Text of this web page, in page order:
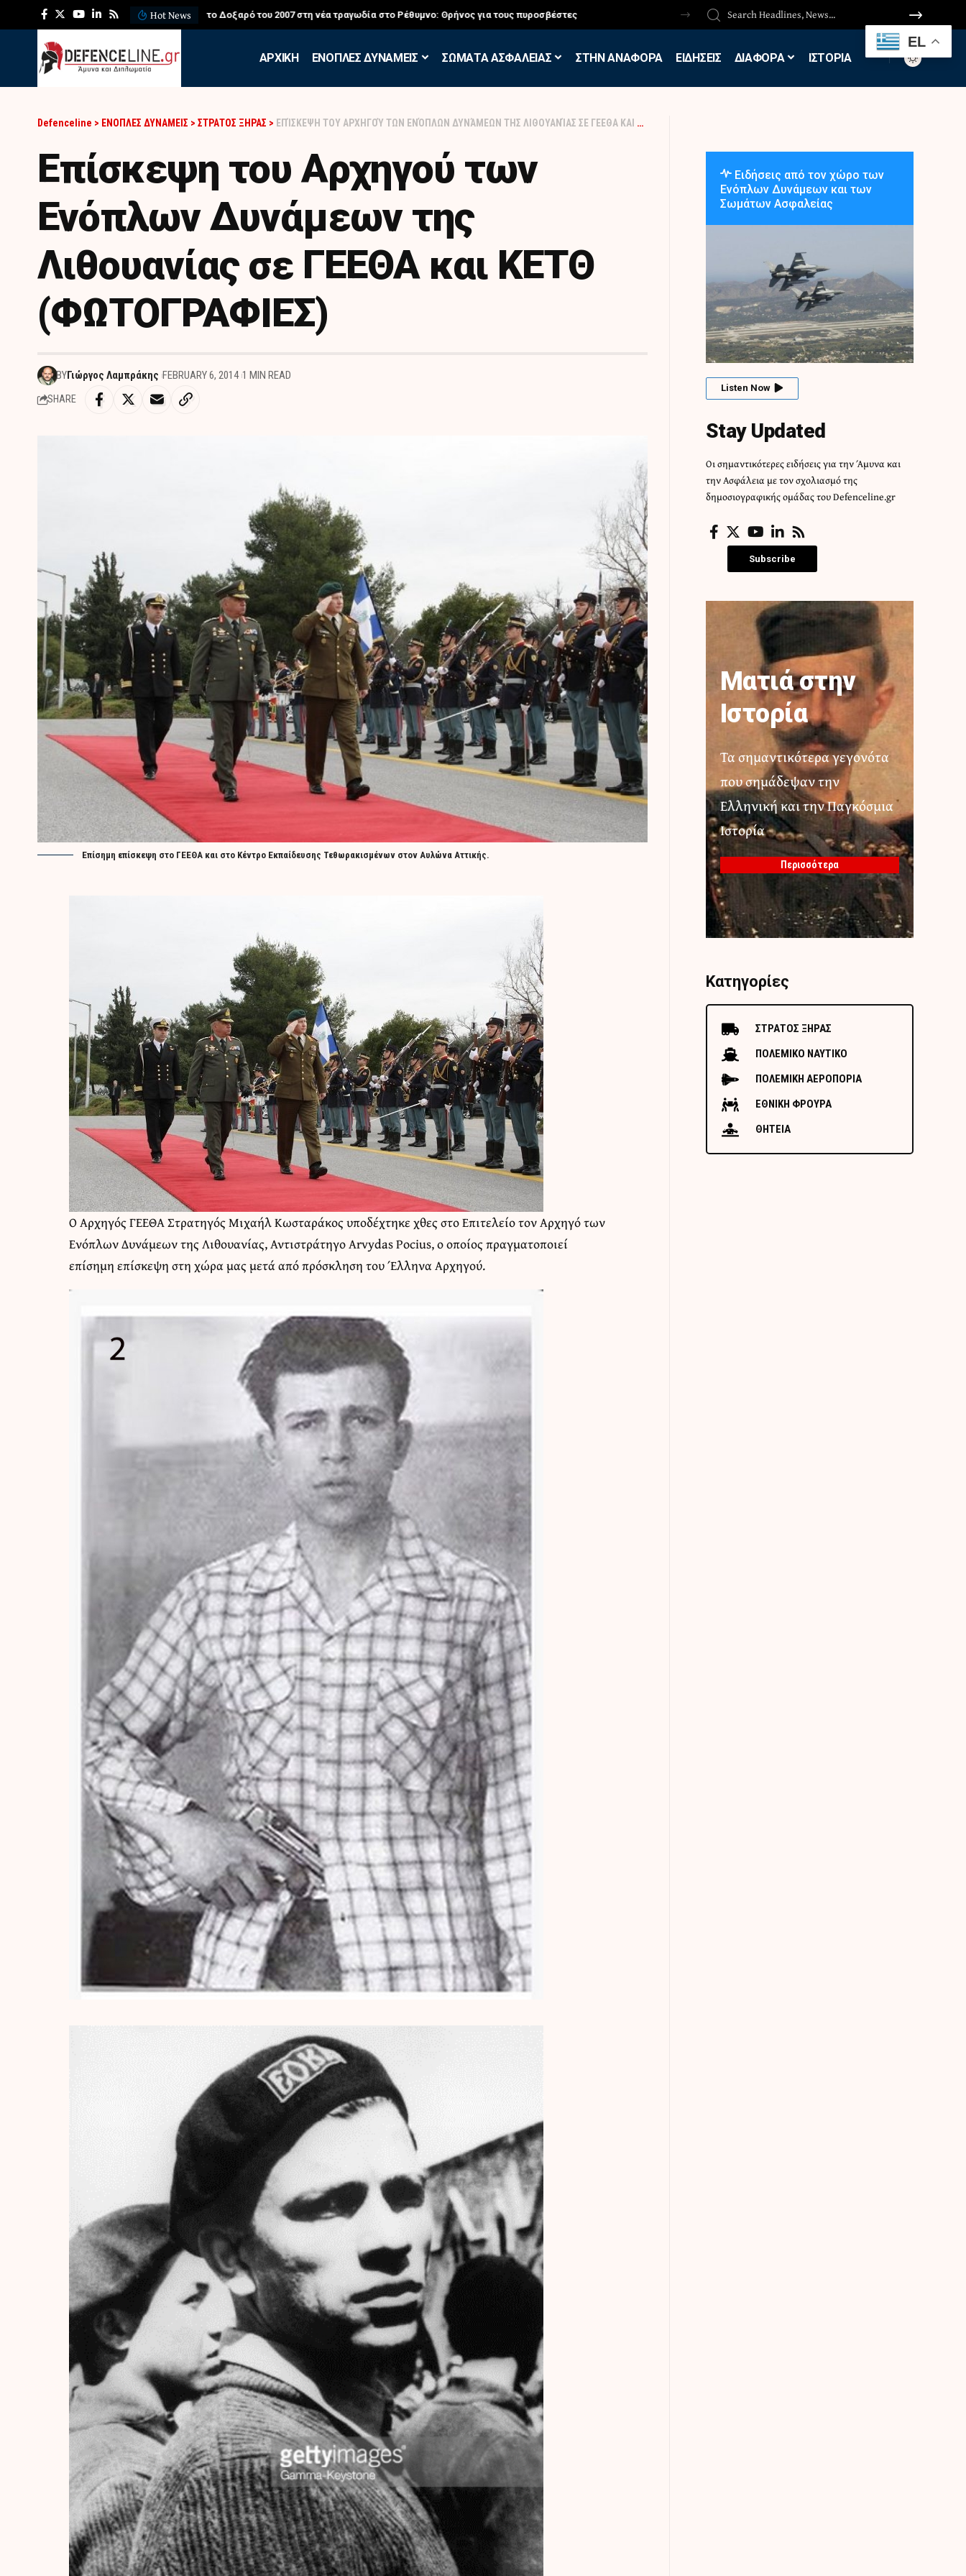
Hot News ΛΕΦΕΔ: Η εντυπωσιακή άσκηση των Εθελοντών Εφέδρων στον Έβρο
APXIKH ΕΝΟΠΛΕΣ ΔΥΝΑΜΕΙΣ ΣΩΜΑΤΑ ΑΣΦΑΛΕΙΑΣ ΣΤΗΝ ΑΝΑΦΟΡΑ ΕΙΔΗΣΕΙΣ ΔΙΑΦΟΡΑ ΙΣΤΟΡΙΑ
Defenceline > ΕΝΟΠΛΕΣ ΔΥΝΑΜΕΙΣ > ΣΤΡΑΤΟΣ ΞΗΡΑΣ > ΕΠΊΣΚΕΨΗ ΤΟΥ ΑΡΧΗΓΟΎ ΤΩΝ ΕΝΌΠΛΩΝ ΔΥΝΆΜΕΩΝ ΤΗΣ ΛΙΘΟΥΑΝΊΑΣ ΣΕ ΓΕΕΘΑ ΚΑΙ ΚΕΤΘ (ΦΩΤΟΓΡΑΦΙΕΣ)
Επίσκεψη του Αρχηγού των
Ενόπλων Δυνάμεων της
Λιθουανίας σε ΓΕΕΘΑ και ΚΕΤΘ
(ΦΩΤΟΓΡΑΦΙΕΣ)
BYΓιώργος Λαμπράκης FEBRUARY 6, 2014 1 MIN READ
SHARE
Επίσημη επίσκεψη στο ΓΕΕΘΑ και στο Κέντρο Εκπαίδευσης Τεθωρακισμένων στον Αυλώνα Αττικής.
Ο Αρχηγός ΓΕΕΘΑ Στρατηγός Μιχαήλ Κωσταράκος υποδέχτηκε χθες στο Επιτελείο τον Αρχηγό των
Ενόπλων Δυνάμεων της Λιθουανίας, Αντιστράτηγο Arvydas Pocius, ο οποίος πραγματοποιεί
επίσημη επίσκεψη στη χώρα μας μετά από πρόσκληση του Έλληνα Αρχηγού.
Ειδήσεις από τον χώρο των
Ενόπλων Δυνάμεων και των
Σωμάτων Ασφαλείας
Listen Now
Stay Updated
Οι σημαντικότερες ειδήσεις για την Άμυνα και
την Ασφάλεια με τον σχολιασμό της
δημοσιογραφικής ομάδας του Defenceline.gr
Subscribe
Ματιά στην
Ιστορία
Τα σημαντικότερα γεγονότα
που σημάδεψαν την
Ελληνική και την Παγκόσμια
Ιστορία
Περισσότερα
Κατηγορίες
ΣΤΡΑΤΟΣ ΞΗΡΑΣ
ΠΟΛΕΜΙΚΟ ΝΑΥΤΙΚΟ
ΠΟΛΕΜΙΚΗ ΑΕΡΟΠΟΡΙΑ
ΕΘΝΙΚΗ ΦΡΟΥΡΑ
ΘΗΤΕΙΑ
EL